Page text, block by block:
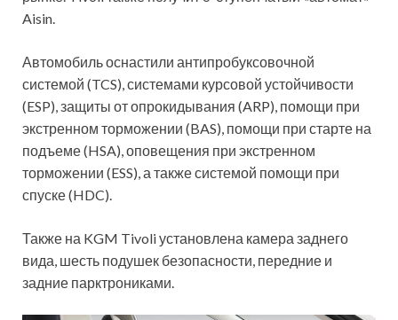
Aisin.
Автомобиль оснастили антипробуксовочной
системой (TCS), системами курсовой устойчивости
(ESP), защиты от опрокидывания (ARP), помощи при
экстренном торможении (BAS), помощи при старте на
подъеме (HSA), оповещения при экстренном
торможении (ESS), а также системой помощи при
спуске (HDC).
Также на KGM Tivoli установлена камера заднего
вида, шесть подушек безопасности, передние и
задние парктрониками.